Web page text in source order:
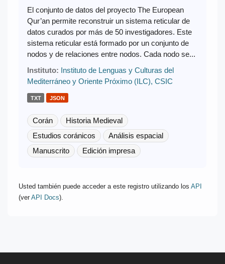
El conjunto de datos del proyecto The European
Qur’an permite reconstruir un sistema reticular de
datos curados por más de 50 investigadores. Este
sistema reticular está formado por un conjunto de
nodos y de relaciones entre nodos. Cada nodo se...
Instituto: Instituto de Lenguas y Culturas del
Mediterráneo y Oriente Próximo (ILC), CSIC
TXT JSON
Corán
Historia Medieval
Estudios coránicos
Análisis espacial
Manuscrito
Edición impresa
Usted también puede acceder a este registro utilizando los API
(ver API Docs).